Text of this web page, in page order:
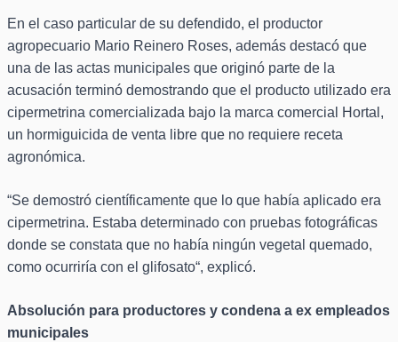
En el caso particular de su defendido, el productor
agropecuario Mario Reinero Roses, además destacó que
una de las actas municipales que originó parte de la
acusación terminó demostrando que el producto utilizado era
cipermetrina comercializada bajo la marca comercial Hortal,
un hormiguicida de venta libre que no requiere receta
agronómica.
“Se demostró científicamente que lo que había aplicado era
cipermetrina. Estaba determinado con pruebas fotográficas
donde se constata que no había ningún vegetal quemado,
como ocurriría con el glifosato“, explicó.
Absolución para productores y condena a ex empleados
municipales